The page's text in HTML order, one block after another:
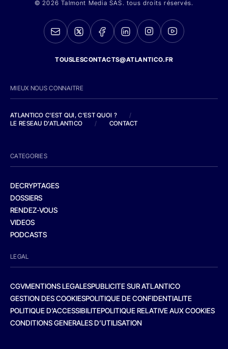
© 2026 Talmont Media SAS. tous droits réservés.
TOUSLESCONTACTS@ATLANTICO.FR
MIEUX NOUS CONNAITRE
ATLANTICO C'EST QUI, C'EST QUOI ?
/
LE RESEAU D'ATLANTICO
/ CONTACT
CATEGORIES
DECRYPTAGES
DOSSIERS
RENDEZ-VOUS
VIDEOS
PODCASTS
LEGAL
CGVMENTIONS LEGALESPUBLICITE SUR ATLANTICO
GESTION DES COOKIESPOLITIQUE DE CONFIDENTIALITE
POLITIQUE D’ACCESSIBILITEPOLITIQUE RELATIVE AUX COOKIES
CONDITIONS GENERALES D’UTILISATION